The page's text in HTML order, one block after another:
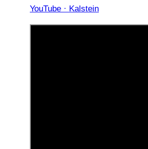
YouTube · Kalstein